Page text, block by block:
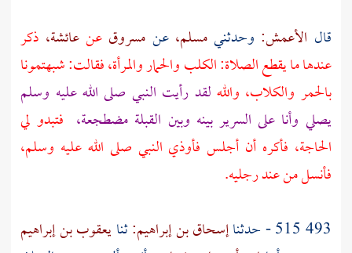
قال الأعمش: وحدثنيمسلم،عن مسروقعنعائشة، ذكر
عندها ما يقطع الصلاة: الكلب والحمار والمرأة، فقالت: شبهتمونا
بالحمر والكلاب، والله لقد رأيت النبي صلى الله عليه وسلم
يصلي وأنا على السرير بينه وبين القبلة مضطجعة، فتبدو لي
الحاجة، فأكره أن أجلس فأوذي النبي صلى الله عليه وسلم،
فأنسل من عند رجليه.
493 515 - حدثنا
إسحاق بن إبراهيم:ثنايعقوب بن إبراهيم